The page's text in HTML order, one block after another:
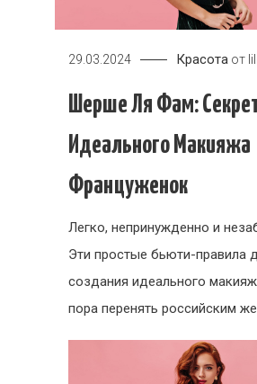
29.03.2024 Красота от
Шерше Ля Фам:
Идеального Макияжа
Француженок
Легко, непринужденно и
Эти простые бьюти-правила
создания идеального
пора перенять российским